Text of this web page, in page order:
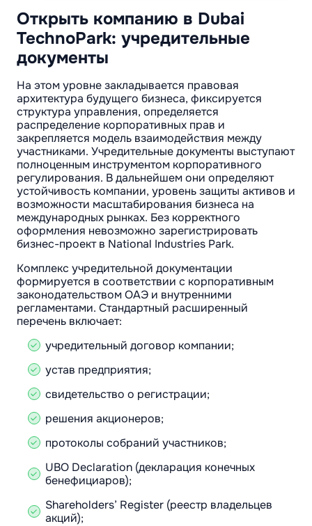
Открыть компанию в Dubai
TechnoPark: учредительные
документы
На этом уровне закладывается правовая
архитектура будущего бизнеса, фиксируется
структура управления, определяется
распределение корпоративных прав и
закрепляется модель взаимодействия между
участниками. Учредительные документы выступают
полноценным инструментом корпоративного
регулирования. В дальнейшем они определяют
устойчивость компании, уровень защиты активов и
возможности масштабирования бизнеса на
международных рынках. Без корректного
оформления невозможно зарегистрировать
бизнес-проект в National Industries Park.
Комплекс учредительной документации
формируется в соответствии с корпоративным
законодательством ОАЭ и внутренними
регламентами. Стандартный расширенный
перечень включает:
учредительный договор компании;
устав предприятия;
свидетельство о регистрации;
решения акционеров;
протоколы собраний участников;
UBO Declaration (декларация конечных
бенефициаров);
Shareholders’ Register (реестр владельцев
акций);